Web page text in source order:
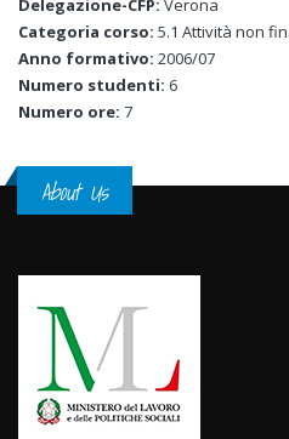
Delegazione-CFP: Verona
Categoria corso: 5.1 Attività non
Anno formativo: 2006/07
Numero studenti: 6
Numero ore: 7
About Us